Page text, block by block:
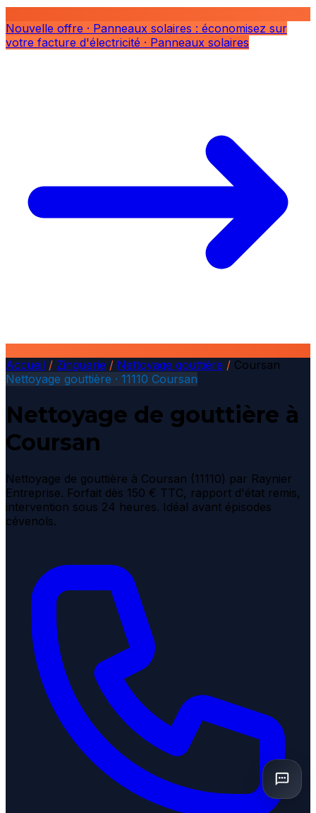
Nouvelle offre · Panneaux solaires : économisez sur
votre facture d'électricité · Panneaux solaires
Accueil / Zinguerie / Nettoyage gouttière / Coursan
Nettoyage gouttière · 11110 Coursan
Nettoyage de gouttière à
Coursan
Nettoyage de gouttière à Coursan (11110) par Raynier
Entreprise. Forfait dès 150 € TTC, rapport d'état remis,
intervention sous 24 heures. Idéal avant épisodes
cévenols.